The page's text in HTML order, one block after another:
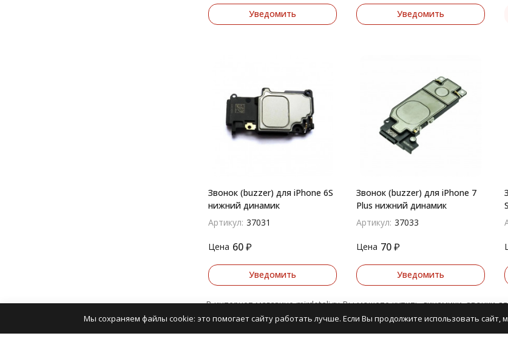
Уведомить Уведомить
Звонок (buzzer) для iPhone 6S
нижний динамик
Артикул: 37031
Цена 60 ₽
Уведомить
Звонок (buzzer) для iPhone 7
Plus нижний динамик
Артикул: 37033
Цена 70 ₽
Уведомить
В интернет магазине mirdetali.ru Вы можете купить динамики, звонки
Динамики, звонки для iPhone представлены широким ассортиментом
Вы можете онлайн на сайте или по квитанции через банк.
Мы сохраняем файлы cookie: это помогает сайту работать лучше. Если Вы продолжите использовать сайт,